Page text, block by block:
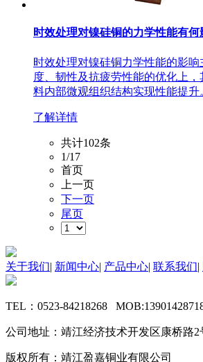
时效处理对镍硅铜的力学性能有何
时效处理对镍硅铜力学性能的影
度、韧性及抗疲劳性能的优化上
料内部微观组织结构实现性能提升
了解详情
共计102条
1/17
首页
上一页
下一页
尾页
关于我们| 新闻中心| 产品中心| 联系我们|
TEL：0523-84218268
公司地址：靖江经济技术开发区康桥路2
版权所有：靖江盈嘉铜业有限公司